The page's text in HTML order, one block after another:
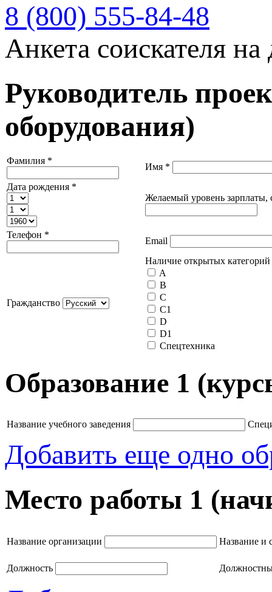
8 (800) 555-84-48
Анкета соискателя
Руководитель
оборудования)
Фамилия *
Имя *
Дата рождения *
Желаемый уровень зарплаты,
Телефон *
Email
Гражданство
Наличие открытых категорий
A
B
C
C1
D
D1
Спецтехника
Образование 1
Название учебного заведения
Добавить еще одно
Место работы 1
Название организации Название и
Должность